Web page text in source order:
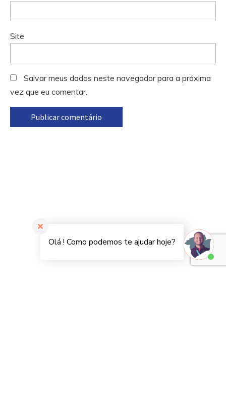
Site
Salvar meus dados neste navegador para a próxima
vez que eu comentar.